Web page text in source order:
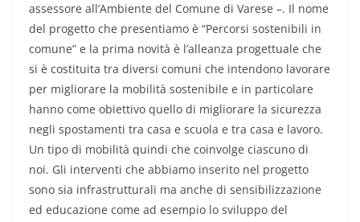
assessore all’Ambiente del Comune di Varese –. Il nome
del progetto che presentiamo è “Percorsi sostenibili in
comune” e la prima novità è l’alleanza progettuale che
si è costituita tra diversi comuni che intendono lavorare
per migliorare la mobilità sostenibile e in particolare
hanno come obiettivo quello di migliorare la sicurezza
negli spostamenti tra casa e scuola e tra casa e lavoro.
Un tipo di mobilità quindi che coinvolge ciascuno di
noi. Gli interventi che abbiamo inserito nel progetto
sono sia infrastrutturali ma anche di sensibilizzazione
ed educazione come ad esempio lo sviluppo del